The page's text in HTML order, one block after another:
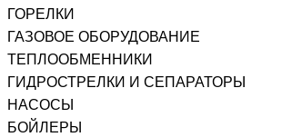
ГОРЕЛКИ
ГАЗОВОЕ ОБОРУДОВАНИЕ
ТЕПЛООБМЕННИКИ
ГИДРОСТРЕЛКИ И СЕПАРАТОРЫ
НАСОСЫ
БОЙЛЕРЫ